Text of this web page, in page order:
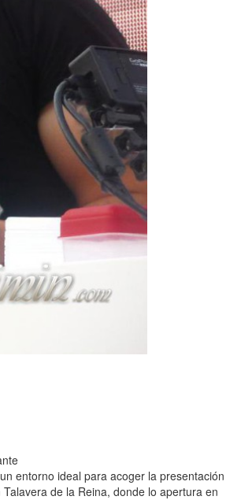
entorno ideal para acoger la presentación
de la Reina, donde lo apertura en